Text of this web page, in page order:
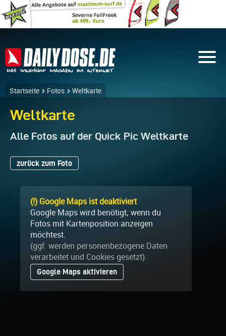
Startseite Fotos Weltkarte
Weltkarte
Alle Fotos auf der Quick Pic Weltkarte
zurück zum Foto
(!) Google Maps ist deaktiviert
Google Maps wird benötigt, wenn du
Fotos mit Kartenposition anzeigen
möchtest.
(ggf. werden personen­bezogene Daten
verarbeitet und Cookies gesetzt).
Google Maps aktivieren